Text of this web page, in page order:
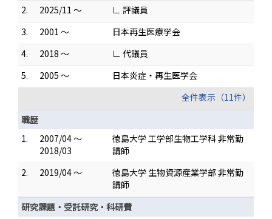
2.
2025/11 ～
∟ 評議員
3.
2001 ～
日本再生医療学会
4.
2018 ～
∟ 代議員
5.
2005 ～
日本炎症・再生医学会
全件表示（11件）
職歴
1.
2007/04 ～
2018/03
徳島大学 工学部生物工学科 非常勤
講師
2.
2019/04 ～
徳島大学 生物資源産業学部 非常勤
講師
研究課題・受託研究・科研費